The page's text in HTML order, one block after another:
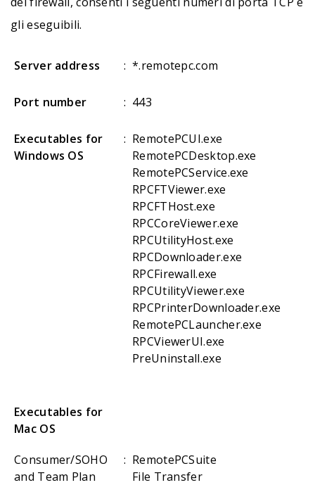
gli eseguibili.
Server address : *.remotepc.com
Port number : 443
Executables for
Windows OS
: RemotePCUI.exe
RemotePCDesktop.exe
RemotePCService.exe
RPCFTViewer.exe
RPCFTHost.exe
RPCCoreViewer.exe
RPCUtilityHost.exe
RPCDownloader.exe
RPCFirewall.exe
RPCUtilityViewer.exe
RPCPrinterDownloader.exe
RemotePCLauncher.exe
RPCViewerUI.exe
PreUninstall.exe
Executables for
Mac OS
Consumer/SOHO
and Team Plan
: RemotePCSuite
File Transfer